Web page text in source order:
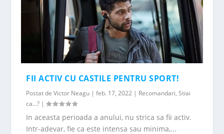
FII ACTIV CU CASTILE PENTRU SPORT!
Postat deVictor Neagu |feb. 17, 2022 | Recomandari,Stiai
ca...? |
In aceasta perioada a anului, nu strica sa fii activ.
Intr-adevar, fie ca este intensa sau minima,...